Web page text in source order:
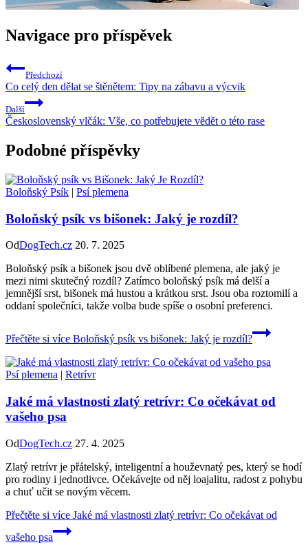
Navigace pro příspěvek
Předchozí
Co celý den dělat se štěnětem: Tipy na zábavu a výcvik
Další
Československý vlčák: Vše, co potřebujete vědět o této rase
Podobné příspěvky
Boloňský Psík | Psí plemena
Boloňský psík vs bišonek: Jaký je rozdíl?
OdDogTech.cz 20. 7. 2025
Boloňský psík a bišonek jsou dvě oblíbené plemena, ale jaký je
mezi nimi skutečný rozdíl? Zatímco boloňský psík má delší a
jemnější srst, bišonek má hustou a krátkou srst. Jsou oba roztomilí a
oddaní společníci, takže volba bude spíše o osobní preferenci.
Přečtěte si více Boloňský psík vs bišonek: Jaký je rozdíl?
Psí plemena | Retrívr
Jaké má vlastnosti zlatý retrívr: Co očekávat od
vašeho psa
OdDogTech.cz 27. 4. 2025
Zlatý retrívr je přátelský, inteligentní a houževnatý pes, který se hodí
pro rodiny i jednotlivce. Očekávejte od něj loajalitu, radost z pohybu
a chuť učit se novým věcem.
Přečtěte si více Jaké má vlastnosti zlatý retrívr: Co očekávat od
vašeho psa